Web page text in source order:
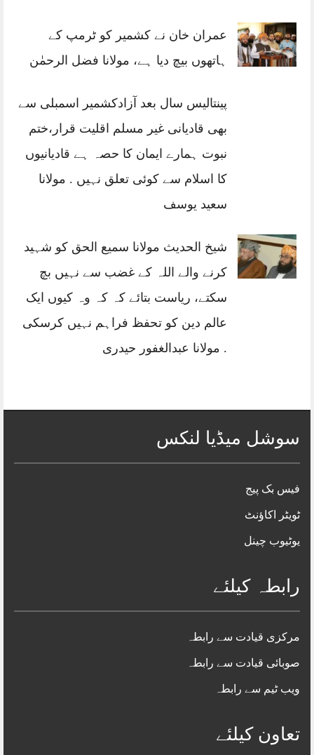
عمران خان نے کشمیر کو ٹرمپ کے
ہاتھوں بیچ دیا ہے، مولانا فضل الرحمٰن
پینتالیس سال بعد آزادکشمیر اسمبلی سے
بھی قادیانی غیر مسلم اقلیت قرار،ختم
نبوت ہمارے ایمان کا حصہ ہے قادیانیوں
کا اسلام سے کوئی تعلق نہیں . مولانا
سعید یوسف
شیخ الحدیث مولانا سمیع الحق کو شہید
کرنے والے اللہ کے غضب سے نہیں بچ
سکتے، ریاست بتائے کہ کہ وہ کیوں ایک
عالم دین کو تحفظ فراہم نہیں کرسکی
. مولانا عبدالغفور حیدری
سوشل میڈیا لنکس
فیس بک پیج
ٹویٹر اکاؤنٹ
یوٹیوب چینل
رابطہ کیلئے
مرکزی قیادت سے رابطہ
صوبائی قیادت سے رابطہ
ویب ٹیم سے رابطہ
تعاون کیلئے